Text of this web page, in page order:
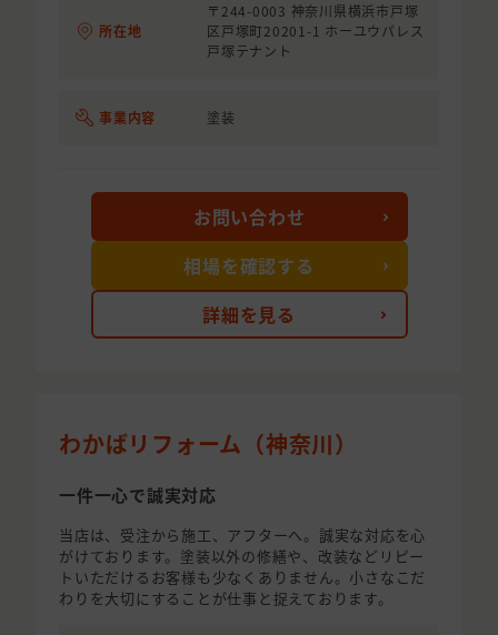
所在地
〒244-0003 神奈川県横浜市戸塚
区戸塚町20201-1 ホーユウパレス
戸塚テナント
事業内容 塗装
詳細を見る
お問い合わせ
相場を確認する
わかばリフォーム（神奈川）
一件一心で誠実対応
当店は、受注から施工、アフターへ。誠実な対応を心
がけております。塗装以外の修繕や、改装などリピー
トいただけるお客様も少なくありません。小さなこだ
わりを大切にすることが仕事と捉えております。